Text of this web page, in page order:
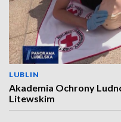
LUBLIN
Akademia Ochrony
Litewskim